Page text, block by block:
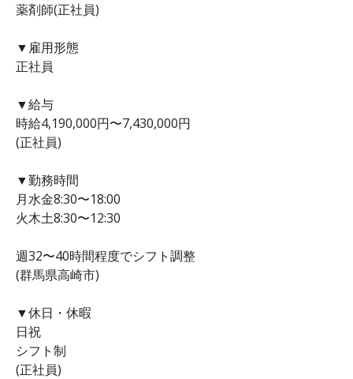
薬剤師(正社員)
▼雇用形態
正社員
▼給与
時給4,190,000円〜7,430,000円
(正社員)
▼勤務時間
月水金8:30〜18:00
火木土8:30〜12:30
週32〜40時間程度でシフト調整
(群馬県高崎市)
▼休日・休暇
日祝
シフト制
(正社員)